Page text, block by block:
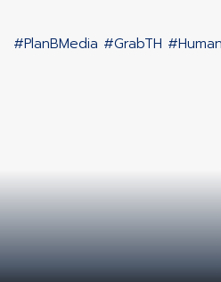
#PlanBMedia #GrabTH